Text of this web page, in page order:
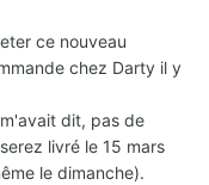
ce nouveau
chez Darty il y
dit, pas de
livré le 15 mars
le dimanche).